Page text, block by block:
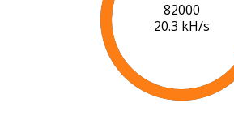
83000
20.3 kH/s